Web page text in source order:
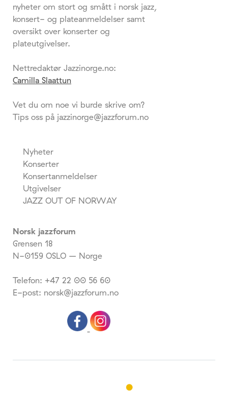
nyheter om stort og smått i norsk jazz,
konsert- og plateanmeldelser samt
oversikt over konserter og
plateutgivelser.
Nettredaktør Jazzinorge.no:
Camilla Slaattun
Vet du om noe vi burde skrive om?
Tips oss på jazzinorge@jazzforum.no
Nyheter
Konserter
Konsertanmeldelser
Utgivelser
JAZZ OUT OF NORWAY
Norsk jazzforum
Grensen 18
N-0159 OSLO – Norge
Telefon: +47 22 00 56 60
E-post: norsk@jazzforum.no